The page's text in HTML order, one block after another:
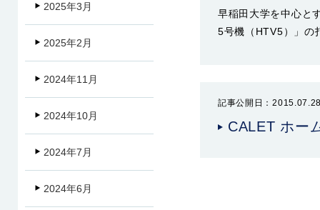
早稲田大学を中心と
5号機（HTV5）」の
記事公開日：
CALET ホー
2025年3月
2025年2月
2024年11月
2024年10月
2024年7月
2024年6月